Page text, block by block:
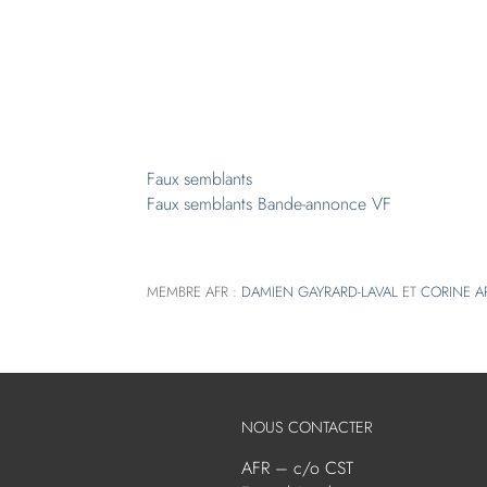
Faux semblants
Faux semblants Bande-annonce VF
MEMBRE AFR : DAMIEN GAYRARD-LAVALET CORINE
NOUS CONTACTER
AFR – c/o CST